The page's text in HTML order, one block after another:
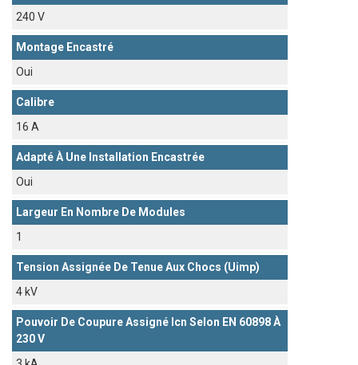
240 V
Montage Encastré
Oui
Calibre
16 A
Adapté À Une Installation Encastrée
Oui
Largeur En Nombre De Modules
1
Tension Assignée De Tenue Aux Chocs (Uimp)
4 kV
Pouvoir De Coupure Assigné Icn Selon EN 60898 À
230 V